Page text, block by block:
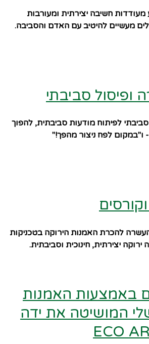
חשיבה יצירתית ומעורבות
מעשיים להיטיב עם האדם והסביבה.
ופיסול סביבתי
לפיתוח מודעות סביבתית, להפוך
ו"במקום לפח ניצור מהפך!"
להכרת האמנות הירוקה בטכניקות
ירוקה יצירתית, חינוכית וסביבתית.
באמצעות האמנות
המושיטה את ידה